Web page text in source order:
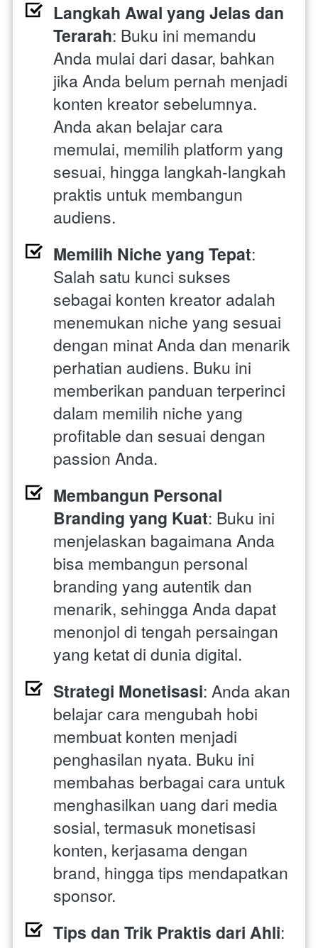
Langkah Awal yang Jelas dan
Terarah: Buku ini memandu
Anda mulai dari dasar, bahkan
jika Anda belum pernah menjadi
konten kreator sebelumnya.
Anda akan belajar cara
memulai, memilih platform yang
sesuai, hingga langkah-langkah
praktis untuk membangun
audiens.
Memilih Niche yang Tepat:
Salah satu kunci sukses
sebagai konten kreator adalah
menemukan niche yang sesuai
dengan minat Anda dan menarik
perhatian audiens. Buku ini
memberikan panduan terperinci
dalam memilih niche yang
profitable dan sesuai dengan
passion Anda.
Membangun Personal
Branding yang Kuat: Buku ini
menjelaskan bagaimana Anda
bisa membangun personal
branding yang autentik dan
menarik, sehingga Anda dapat
menonjol di tengah persaingan
yang ketat di dunia digital.
Strategi Monetisasi: Anda akan
belajar cara mengubah hobi
membuat konten menjadi
penghasilan nyata. Buku ini
membahas berbagai cara untuk
menghasilkan uang dari media
sosial, termasuk monetisasi
konten, kerjasama dengan
brand, hingga tips mendapatkan
sponsor.
Tips dan Trik Praktis dari Ahli: